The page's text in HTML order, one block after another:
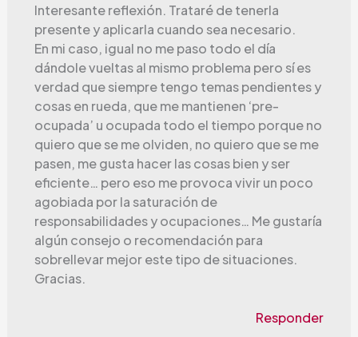
Interesante reflexión. Trataré de tenerla
presente y aplicarla cuando sea necesario.
En mi caso, igual no me paso todo el día
dándole vueltas al mismo problema pero sí es
verdad que siempre tengo temas pendientes y
cosas en rueda, que me mantienen ‘pre-
ocupada’ u ocupada todo el tiempo porque no
quiero que se me olviden, no quiero que se me
pasen, me gusta hacer las cosas bien y ser
eficiente… pero eso me provoca vivir un poco
agobiada por la saturación de
responsabilidades y ocupaciones… Me gustaría
algún consejo o recomendación para
sobrellevar mejor este tipo de situaciones.
Gracias.
Responder